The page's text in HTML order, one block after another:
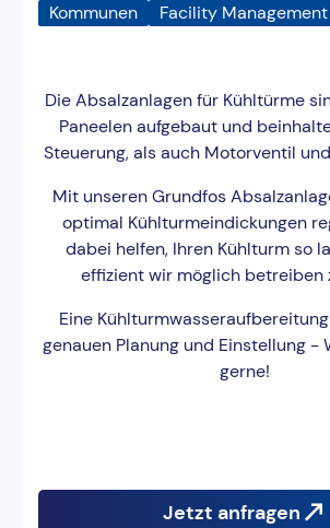
Kommunen
Facility Management
Die Absalzanlagen für Kühltürme
Paneelen aufgebaut und
Steuerung, als auch Motorventil
Mit unseren Grundfos
optimal Kühlturmeindickungen
dabei helfen, Ihren Kühlturm so
effizient wir möglich betreiben
Eine
genauen Planung und Einstellung -
gerne!
Jetzt anfragen